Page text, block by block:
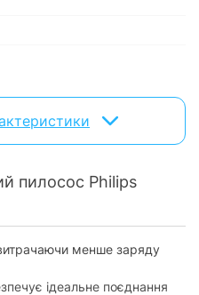
пилосос Philips
менше заряду
ідеальне поєднання